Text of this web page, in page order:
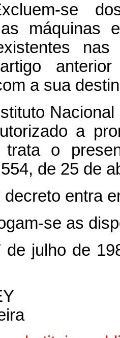
se
máquinas
a sua
a
o
de 25 de
decreto entra
se as
de julho de